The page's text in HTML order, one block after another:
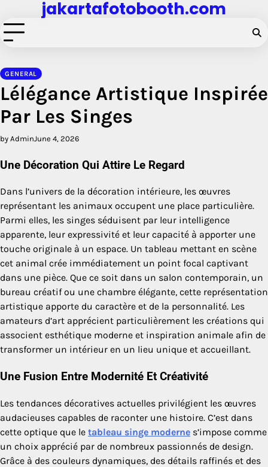
to
content
jakartafotobooth.com
GENERAL
Lélégance Artistique Inspirée
Par Les Singes
by AdminJune 4, 2026
Une Décoration Qui Attire Le Regard
Dans l’univers de la décoration intérieure, les œuvres
représentant les animaux occupent une place particulière.
Parmi elles, les singes séduisent par leur intelligence
apparente, leur expressivité et leur capacité à apporter une
touche originale à un espace. Un tableau mettant en scène
cet animal crée immédiatement un point focal captivant
dans une pièce. Que ce soit dans un salon contemporain, un
bureau créatif ou une chambre élégante, cette représentation
artistique apporte du caractère et de la personnalité. Les
amateurs d’art apprécient particulièrement les créations qui
associent esthétique moderne et inspiration animale afin de
transformer un intérieur en un lieu unique et accueillant.
Une Fusion Entre Modernité Et Créativité
Les tendances décoratives actuelles privilégient les œuvres
audacieuses capables de raconter une histoire. C’est dans
cette optique que le tableau singe moderne s’impose comme
un choix apprécié par de nombreux passionnés de design.
Grâce à des couleurs dynamiques, des détails raffinés et des